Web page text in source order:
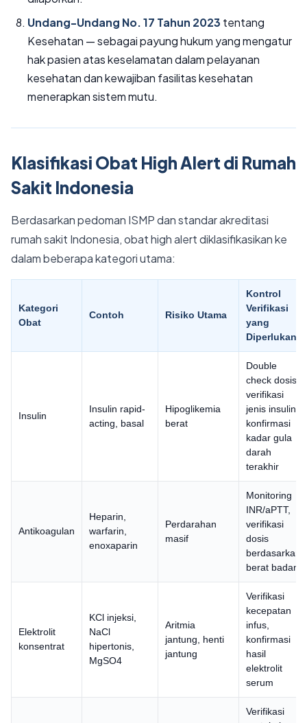
Undang-Undang No. 17 Tahun 2023 tentang
Kesehatan — sebagai payung hukum yang mengatur
hak pasien atas keselamatan dalam pelayanan
kesehatan dan kewajiban fasilitas kesehatan
menerapkan sistem mutu.
Klasifikasi Obat High Alert di Rumah
Sakit Indonesia
Berdasarkan pedoman ISMP dan standar akreditasi
rumah sakit Indonesia, obat high alert diklasifikasikan ke
dalam beberapa kategori utama:
Kategori
Obat
Contoh Risiko Utama
Kontrol
Verifikasi
yang
Diperlukan
Insulin
Insulin rapid-
acting, basal
Hipoglikemia
berat
Double
check dosis,
verifikasi
jenis insulin,
konfirmasi
kadar gula
darah
terakhir
Antikoagulan
Heparin,
warfarin,
enoxaparin
Perdarahan
masif
Monitoring
INR/aPTT,
verifikasi
dosis
berdasarkan
berat badan
Elektrolit
konsentrat
KCl injeksi,
NaCl
hipertonis,
MgSO4
Aritmia
jantung, henti
jantung
Verifikasi
kecepatan
infus,
konfirmasi
hasil
elektrolit
serum
Verifikasi